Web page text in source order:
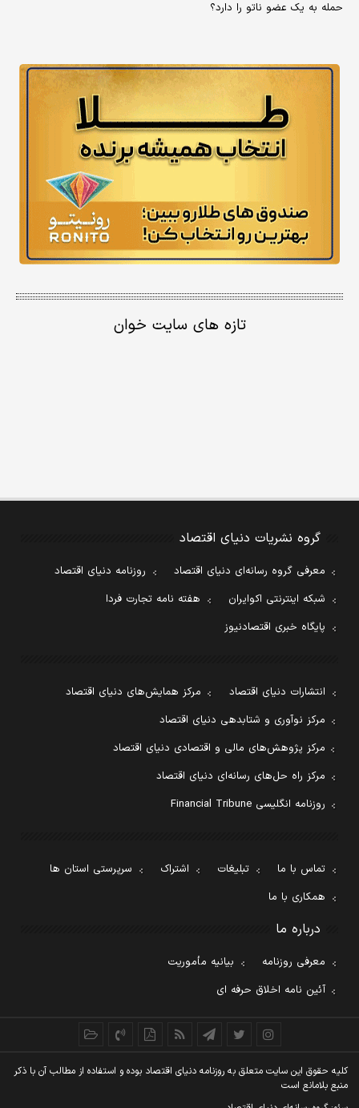
حمله به یک عضو ناتو را دارد؟
تازه های سایت خوان
گروه نشریات دنیای اقتصاد
معرفی گروه رسانه‌ای دنیای اقتصاد
روزنامه دنیای اقتصاد
شبکه اینترنتی اکوایران
هفته نامه تجارت فردا
پایگاه خبری اقتصادنیوز
انتشارات دنیای اقتصاد
مرکز همایش‌های دنیای اقتصاد
مرکز نوآوری و شتابدهی دنیای اقتصاد
مرکز پژوهش‌های مالی و اقتصادی دنیای اقتصاد
مرکز راه حل‌های رسانه‌ای دنیای اقتصاد
روزنامه انگلیسی Financial Tribune
تماس با ما تبلیغات اشتراک
سرپرستی استان ها
همکاری با ما
درباره ما
معرفی روزنامه
بیانیه مأموریت
آئین نامه اخلاق حرفه ای
کليه حقوق اين سايت متعلق به روزنامه دنيای اقتصاد بوده و استفاده از مطالب آن با ذکر
منبع بلامانع است